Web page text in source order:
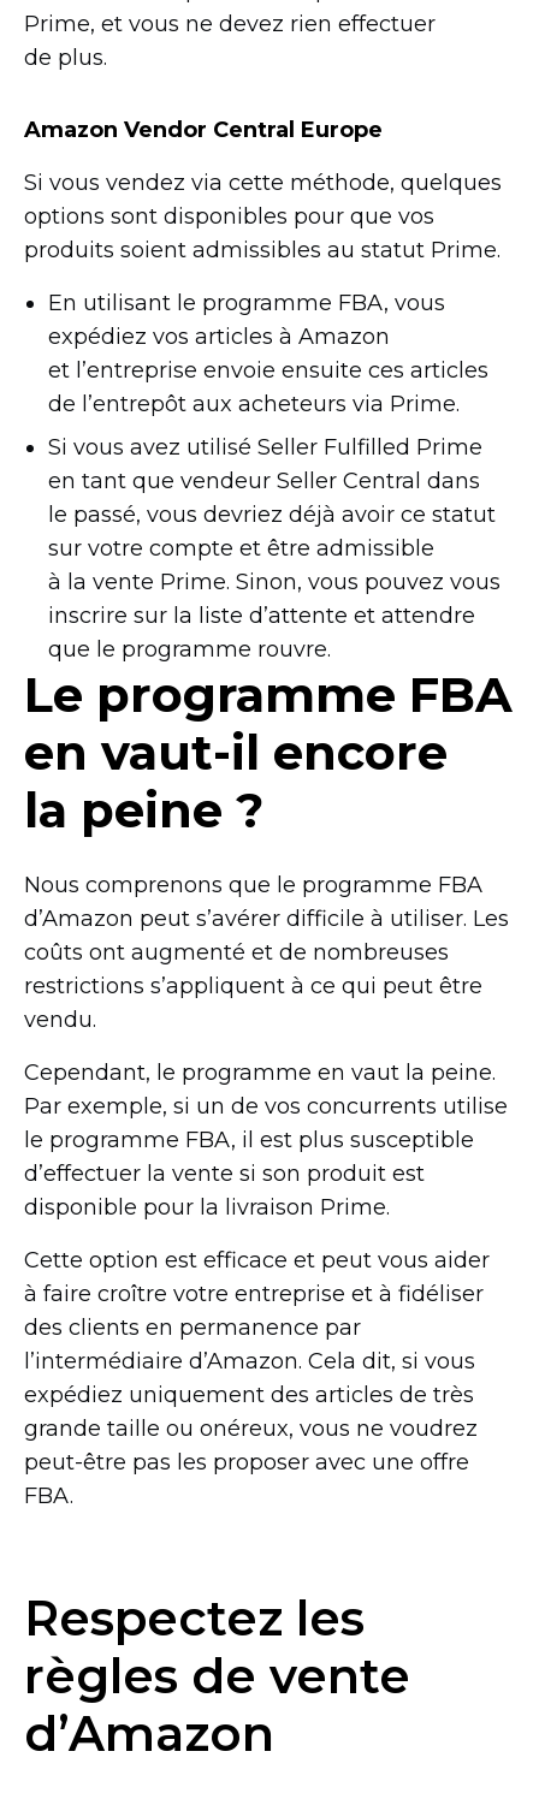
Prime, et vous ne devez rien effectuer
de plus.
Amazon Vendor Central Europe
Si vous vendez via cette méthode, quelques
options sont disponibles pour que vos
produits soient admissibles au statut Prime.
En utilisant le programme FBA, vous
expédiez vos articles à Amazon
et l’entreprise envoie ensuite ces articles
de l’entrepôt aux acheteurs via Prime.
Si vous avez utilisé Seller Fulfilled Prime
en tant que vendeur Seller Central dans
le passé, vous devriez déjà avoir ce statut
sur votre compte et être admissible
à la vente Prime. Sinon, vous pouvez vous
inscrire sur la liste d’attente et attendre
que le programme rouvre.
Le programme FBA
envaut-il encore
la peine ?
Nous comprenons que le programme FBA
d’Amazon peut s’avérer difficile à utiliser. Les
coûts ont augmenté et de nombreuses
restrictions s’appliquent à ce qui peut être
vendu.
Cependant, le programme en vaut la peine.
Par exemple, si un de vos concurrents utilise
le programme FBA, il est plus susceptible
d’effectuer la vente si son produit est
disponible pour la livraison Prime.
Cette option est efficace et peut vous aider
à faire croître votre entreprise et à fidéliser
des clients en permanence par
l’intermédiaire d’Amazon. Cela dit, si vous
expédiez uniquement des articles de très
grande taille ou onéreux, vous ne voudrez
peut-être pas les proposer avec une offre
FBA.
Respectez les
règles de vente
d’Amazon